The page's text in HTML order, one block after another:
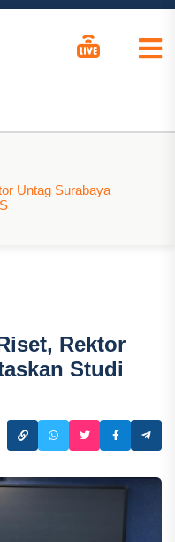
Untag Surabaya
Rektor
Studi